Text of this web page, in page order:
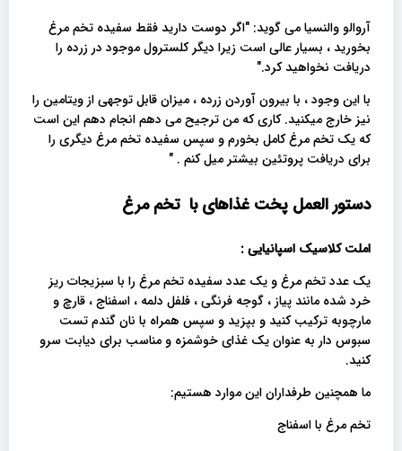
آروالو والنسیا می گوید: "اگر دوست دارید فقط سفیده تخم مرغ
بخورید ، بسیار عالی است زیرا دیگر کلسترول موجود در زرده را
دریافت نخواهید کرد."
با این وجود ، با بیرون آوردن زرده ، میزان قابل توجهی از ویتامین را
نیز خارج میکنید. کاری که من ترجیح می دهم انجام دهم این است
که یک تخم مرغ کامل بخورم و سپس سفیده تخم مرغ دیگری را
برای دریافت پروتئین بیشتر میل کنم . "
دستور العمل پخت غذاهای با تخم مرغ
املت کلاسیک اسپانیایی :
یک عدد تخم مرغ و یک عدد سفیده تخم مرغ را با سبزیجات ریز
خرد شده مانند پیاز ، گوجه فرنگی ، فلفل دلمه ، اسفناج ، قارچ و
مارچوبه ترکیب کنید و بپزید و سپس همراه با نان گندم تست
سبوس دار به عنوان یک غذای خوشمزه و مناسب برای دیابت سرو
کنید.
ما همچنین طرفداران این موارد هستیم:
تخم مرغ با اسفناج